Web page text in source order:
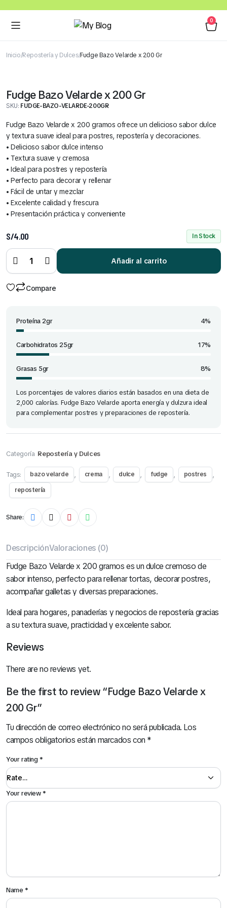
0
Inicio Repostería y Dulces Fudge Bazo Velarde x 200 Gr
Fudge Bazo Velarde x 200 Gr
SKU: FUDGE-BAZO-VELARDE-200GR
Fudge Bazo Velarde x 200 gramos ofrece un delicioso sabor dulce
y textura suave ideal para postres, repostería y decoraciones.
• Delicioso sabor dulce intenso
• Textura suave y cremosa
• Ideal para postres y repostería
• Perfecto para decorar y rellenar
• Fácil de untar y mezclar
• Excelente calidad y frescura
• Presentación práctica y conveniente
S/4.00 In Stock
Bazo
Velarde
x 200
Gr
Añadir al carrito
Compare
Proteína 2gr 4%
Carbohidratos 25gr 17%
Grasas 5gr 8%
Los porcentajes de valores diarios están basados en una dieta de
2,000 calorías. Fudge Bazo Velarde aporta energía y dulzura ideal
para complementar postres y preparaciones de repostería.
Categoría Repostería y Dulces
Tags: bazo velarde , crema , dulce , fudge , postres ,
repostería
Share:
DescripciónValoraciones (0)
Fudge Bazo Velarde x 200 gramos es un dulce cremoso de
sabor intenso, perfecto para rellenar tortas, decorar postres,
acompañar galletas y diversas preparaciones.
Ideal para hogares, panaderías y negocios de repostería gracias
a su textura suave, practicidad y excelente sabor.
Reviews
There are no reviews yet.
Be the first to review “Fudge Bazo Velarde x
200 Gr”
Tu dirección de correo electrónico no será publicada. Los
campos obligatorios están marcados con*
Your rating*
Your review*
Name*